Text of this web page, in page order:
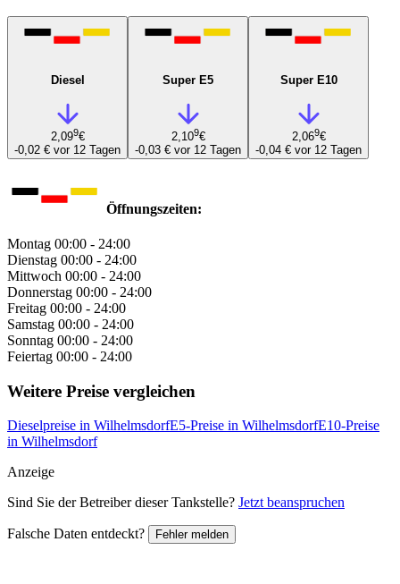
Diesel
2,099€
-0,02 € vor 12 Tagen
Super E5
2,109€
-0,03 € vor 12 Tagen
Super E10
2,069€
-0,04 € vor 12 Tagen
Öffnungszeiten:
Montag 00:00 - 24:00
Dienstag 00:00 - 24:00
Mittwoch 00:00 - 24:00
Donnerstag 00:00 - 24:00
Freitag 00:00 - 24:00
Samstag 00:00 - 24:00
Sonntag 00:00 - 24:00
Feiertag 00:00 - 24:00
Weitere Preise vergleichen
Dieselpreise in WilhelmsdorfE5-Preise in WilhelmsdorfE10-Preise
in Wilhelmsdorf
Anzeige
Sind Sie der Betreiber dieser Tankstelle? Jetzt beanspruchen
Falsche Daten entdeckt? Fehler melden